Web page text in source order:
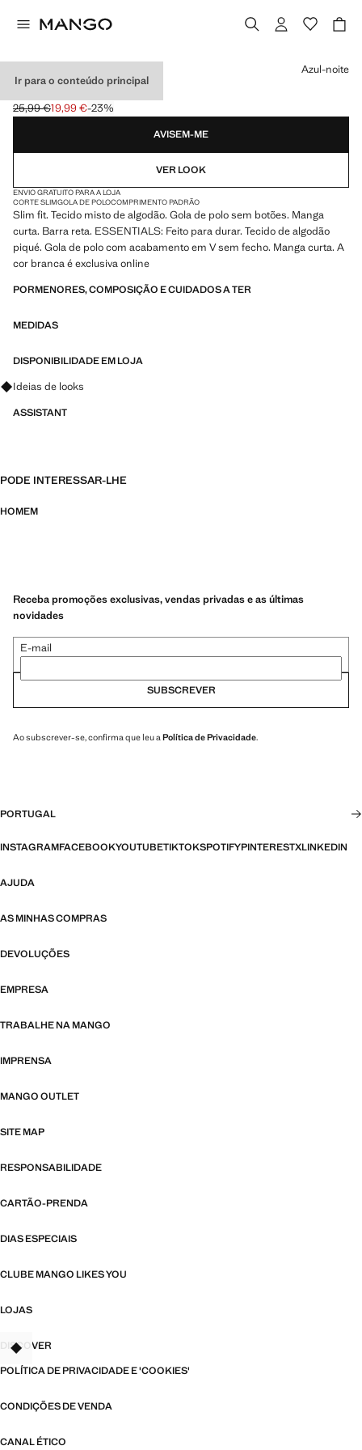
Ir para o conteúdo principal
POLO ALGODÃO PIQUÉ
Preço inicial riscado [25,99 € ]
25,99 €
Preço atual [19,99 € ]
19,99 €-23%
Selecione uma cor
Azul-noite
AVISEM-ME
VER LOOK
ENVIO GRATUITO PARA A LOJA
CORTE SLIMGOLA DE POLOCOMPRIMENTO PADRÃO
Slim fit. Tecido misto de algodão. Gola de polo sem botões. Manga
curta. Barra reta. ESSENTIALS: Feito para durar. Tecido de algodão
piqué. Gola de polo com acabamento em V sem fecho. Manga curta. A
cor branca é exclusiva online
PORMENORES, COMPOSIÇÃO E CUIDADOS A TER
MEDIDAS
DISPONIBILIDADE EM LOJA
Pergunte sobre looks, peças e tendências
Ideias de looks
ASSISTANT
PODE INTERESSAR-LHE
HOMEM
Receba promoções exclusivas, vendas privadas e as últimas
novidades
E-mail
SUBSCREVER
Ao subscrever-se, confirma que leu a Política de Privacidade.
PORTUGAL
INSTAGRAMFACEBOOKYOUTUBETIKTOKSPOTIFYPINTERESTXLINKEDIN
AJUDA
AS MINHAS COMPRAS
DEVOLUÇÕES
EMPRESA
TRABALHE NA MANGO
IMPRENSA
MANGO OUTLET
SITE MAP
RESPONSABILIDADE
CARTÃO-PRENDA
DIAS ESPECIAIS
CLUBE MANGO LIKES YOU
LOJAS
DISCOVER
POLÍTICA DE PRIVACIDADE E 'COOKIES'
CONDIÇÕES DE VENDA
CANAL ÉTICO